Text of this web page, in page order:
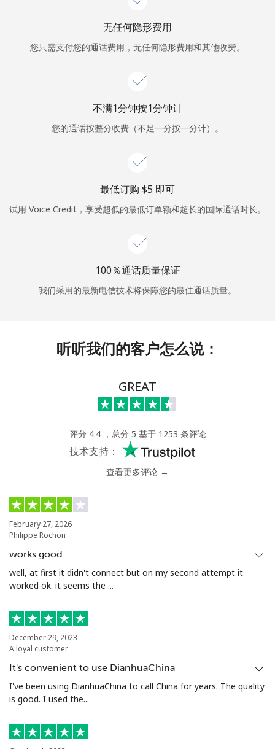
你好！
登录
者
继续使用
无任何隐形费用
您只需支付您的通话费用，无任何隐形费用和其他收费。
不满1分钟按1分钟计
您的通话按整分收费（不足一分按一分计）。
最低订购 ⁦$5⁩ 即可
试用 Voice Credit，享受超低的最低订单额和超长的国际通话时长。
100％通话质量保证
我们采用的最新电信技术将保障您的最佳通话质量。
听听我们的客户怎么说：
GREAT
评分 4.4 ，总分 5 基于 1253 条评论
技术支持：
查看更多评论 →
February 27, 2026
Philippe Rochon
works good
well, at first it didn't connect but on my second attempt it
worked ok. it seems the ...
December 29, 2023
A loyal customer
It's convenient to use DianhuaChina
I've been using DianhuaChina to call China for years. The quality
is good. I used the...